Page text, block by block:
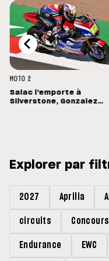
MOTO 2
Salac l'emporte à
Silverstone, Gonzalez
Explorer par
2027 Aprilia
circuits Concours
Endurance EWC